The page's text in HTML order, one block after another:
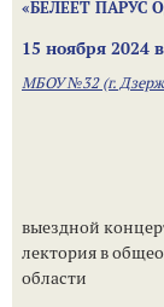
«БЕЛЕЕТ ПАРУС
15 ноября 2024
МБОУ №32 (г.
выездной
лектория в
области